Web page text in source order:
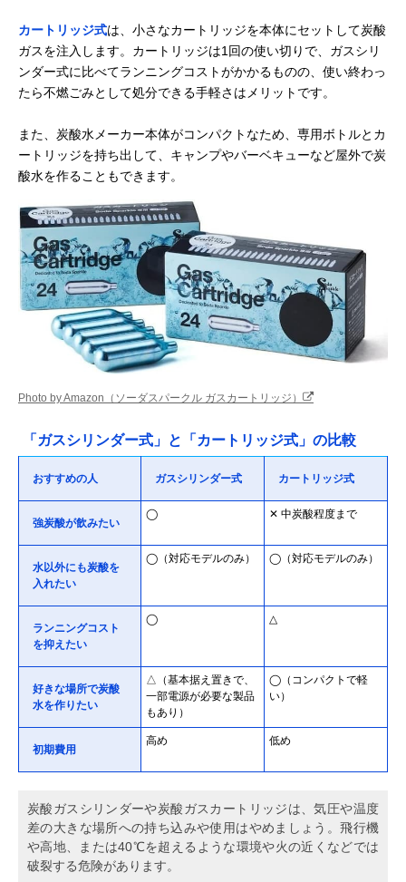
カートリッジ式は、小さなカートリッジを本体にセットして炭酸
ガスを注入します。カートリッジは1回の使い切りで、ガスシリ
ンダー式に比べてランニングコストがかかるものの、使い終わっ
たら不燃ごみとして処分できる手軽さはメリットです。
また、炭酸水メーカー本体がコンパクトなため、専用ボトルとカ
ートリッジを持ち出して、キャンプやバーベキューなど屋外で炭
酸水を作ることもできます。
Photo by Amazon（ソーダスパークル ガスカートリッジ）
「ガスシリンダー式」と「カートリッジ式」の比較
おすすめの人 ガスシリンダー式 カートリッジ式
強炭酸が飲みたい
◯ ✕ 中炭酸程度まで
水以外にも炭酸を
入れたい
◯（対応モデルのみ） ◯（対応モデルのみ）
ランニングコスト
を抑えたい
◯ △
好きな場所で炭酸
水を作りたい
△（基本据え置きで、
一部電源が必要な製品
もあり）
◯（コンパクトで軽
い）
初期費用
高め 低め
炭酸ガスシリンダーや炭酸ガスカートリッジは、気圧や温度
差の大きな場所への持ち込みや使用はやめましょう。飛行機
や高地、または40℃を超えるような環境や火の近くなどでは
破裂する危険があります。